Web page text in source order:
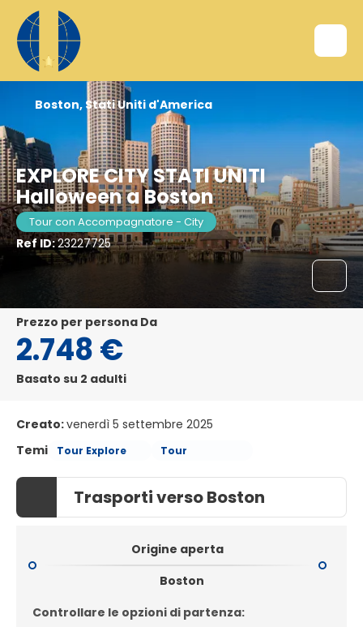
EXPLORE CITY STATI UNITI
Halloween a Boston
Tour con Accompagnatore - City
Ref ID:23227725
Boston, Stati Uniti d'America
Prezzo per persona Da
2.748 €
Basato su 2 adulti
Creato:venerdì 5 settembre 2025
Temi
Tour Explore Tour
Trasporti verso Boston
Origine aperta
Boston
Controllare le opzioni di partenza: